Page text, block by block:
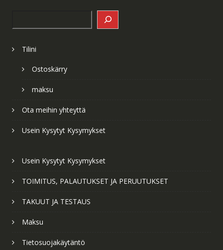
Tilini
Ostoskärry
maksu
Ota meihin yhteyttä
Usein Kysytyt Kysymykset
Usein Kysytyt Kysymykset
TOIMITUS, PALAUTUKSET JA PERUUTUKSET
TAKUUT JA TESTAUS
Maksu
Tietosuojakäytäntö